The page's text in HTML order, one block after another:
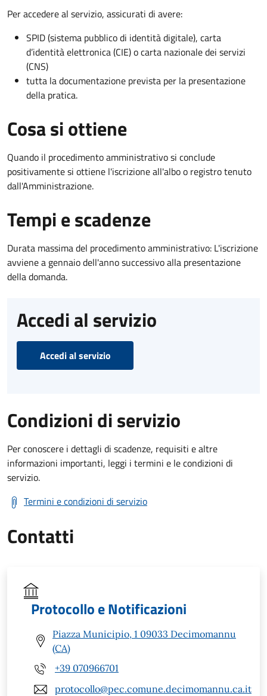
Per accedere al servizio, assicurati di avere:
SPID (sistema pubblico di identità digitale), carta
d’identità elettronica (CIE) o carta nazionale dei servizi
(CNS)
tutta la documentazione prevista per la presentazione
della pratica.
Cosa si ottiene
Quando il procedimento amministrativo si conclude
positivamente si ottiene l'iscrizione all'albo o registro tenuto
dall'Amministrazione.
Tempi e scadenze
Durata massima del procedimento amministrativo: L'iscrizione
avviene a gennaio dell'anno successivo alla presentazione
della domanda.
Accedi al servizio
Accedi al servizio
Condizioni di servizio
Per conoscere i dettagli di scadenze, requisiti e altre
informazioni importanti, leggi i termini e le condizioni di
servizio.
Termini e condizioni di servizio
Contatti
Protocollo e Notificazioni
Piazza Municipio, 1 09033 Decimomannu
(CA)
+39 070966701
protocollo@pec.comune.decimomannu.ca.it